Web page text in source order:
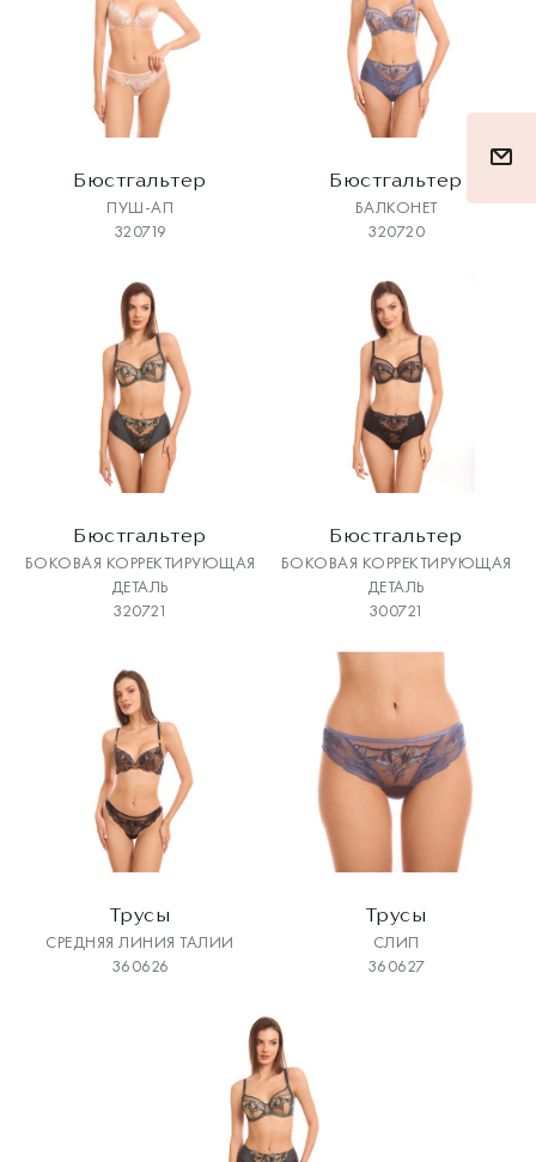
Бюстгальтер
ПУШ-АП
320719
Бюстгальтер
БАЛКОНЕТ
320720
Бюстгальтер
БОКОВАЯ КОРРЕКТИРУЮЩАЯ
ДЕТАЛЬ
320721
Бюстгальтер
БОКОВАЯ КОРРЕКТИРУЮЩАЯ
ДЕТАЛЬ
300721
Трусы
СРЕДНЯЯ ЛИНИЯ ТАЛИИ
360626
Трусы
СЛИП
360627